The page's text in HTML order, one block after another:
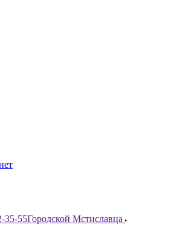
35-55Городской Мстиславца